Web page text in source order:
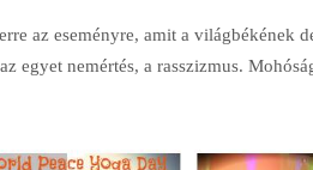
az eseményre, amit a világbékének
egyet nemértés, a rasszizmus.